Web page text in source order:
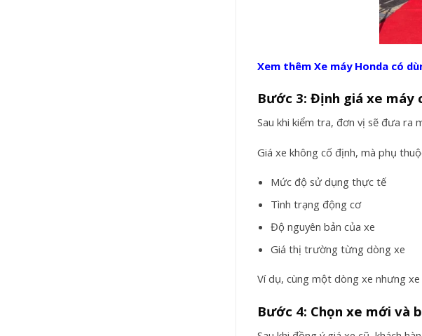
Xem thêm Xe máy Honda có
Bước 3: Định giá xe máy
Sau khi kiểm tra, đơn vị sẽ đưa ra
Giá xe không cố định, mà phụ
Mức độ sử dụng thực tế
Tình trạng động cơ
Độ nguyên bản của xe
Giá thị trường từng dòng xe
Ví dụ, cùng một dòng xe nhưng
Bước 4: Chọn xe mới và